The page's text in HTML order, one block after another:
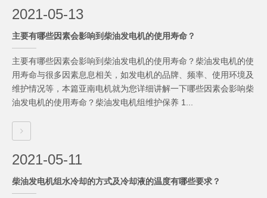
2021-05-13
主要有哪些因素会影响到柴油发电机的使用寿命？
主要有哪些因素会影响到柴油发电机的使用寿命？柴油发电机的使
用寿命与很多因素息息相关，如发电机的品牌、频率、使用环境及
维护情况等，本篇亚南电机就为您详细讲解一下哪些因素会影响柴
油发电机的使用寿命？柴油发电机组维护保养 1...
2021-05-11
柴油发电机组水冷却的方式及冷却液的温度有哪些要求？